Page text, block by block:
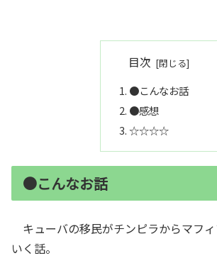
目次
●こんなお話
●感想
☆☆☆☆
●こんなお話
キューバの移民がチンピラからマフ
いく話。